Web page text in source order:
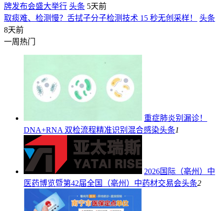
牌发布会盛大举行 头条 5天前
取痰难、检测慢？舌拭子分子检测技术 15 秒无创采样！
头条
8天前
一周热门
重症肺炎别漏诊！
DNA+RNA 双检流程精准识别混合感染头条1
2026国际（亳州）中
医药博览暨第42届全国（亳州）中药材交易会头条2